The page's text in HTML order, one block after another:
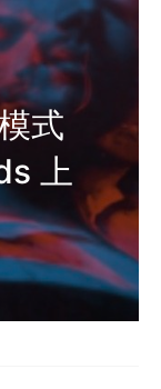
式
上